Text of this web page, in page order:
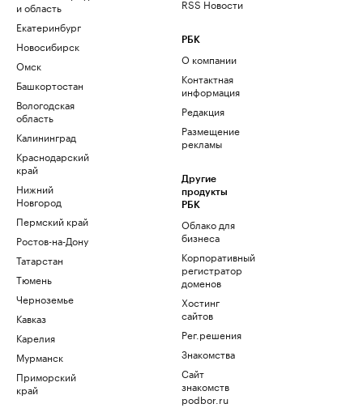
и область
Екатеринбург
Новосибирск
Омск
Башкортостан
Вологодская
область
Калининград
Краснодарский
край
Нижний
Новгород
Пермский край
Ростов-на-Дону
Татарстан
Тюмень
Черноземье
Кавказ
Карелия
Мурманск
Приморский
край
RSS Новости
РБК
О компании
Контактная
информация
Редакция
Размещение
рекламы
Другие
продукты
РБК
Облако для
бизнеса
Корпоративный
регистратор
доменов
Хостинг
сайтов
Рег.решения
Знакомства
Сайт
знакомств
podbor.ru